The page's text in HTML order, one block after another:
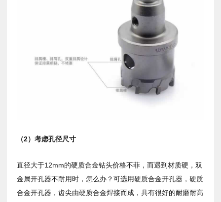
（2）考虑孔径尺寸
直径大于12mm的硬质合金钻头价格不菲，而遇到材质硬，双
金属开孔器不耐用时，怎么办？可选用硬质合金开孔器，硬质
合金开孔器，齿尖由硬质合金焊接而成，具有很好的耐磨耐高